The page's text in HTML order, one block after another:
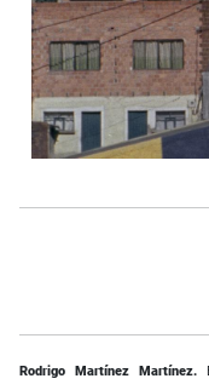
Rodrigo Martínez Martínez.